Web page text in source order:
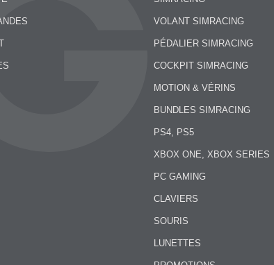
VOLANT SIMRACING
PÉDALIER SIMRACING
COCKPIT SIMRACING
MOTION & VÉRINS
BUNDLES SIMRACING
PS4, PS5
XBOX ONE, XBOX SERIES
PC GAMING
CLAVIERS
SOURIS
LUNETTES